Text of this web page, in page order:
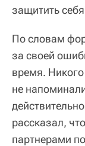
защитить
По словам
за своей
время.
не
рассказал,
партнерами